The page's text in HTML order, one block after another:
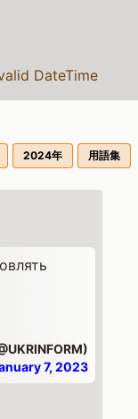
DateTime
2024年 用語集
7, 2023